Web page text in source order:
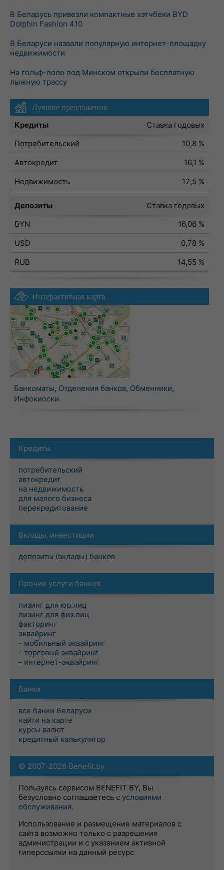
В Беларусь привезли компактные хэтчбеки BYD
Dolphin Fashion 410
В Беларуси назвали популярную интернет-площадку
недвижимости
На гольф-поле под Минском открыли бесплатную
лыжную трассу
Лучшие предложения
Кредиты
Ставка годовых
Потребительский
10,8 %
Автокредит
16,1 %
Недвижимость
12,5 %
Депозиты
Ставка годовых
BYN
16,06 %
USD
0,78 %
RUB
14,55 %
Интерактивная карта
Банкоматы, Отделения банков, Обменники,
Инфокиоски
Кредиты
потребительский
автокредит
на недвижимость
для малого бизнеса
перекредитование
Вклады, инвестиции
депозиты (вклады) банков
Прочие услуги банков
лизинг для юр.лиц
лизинг для физ.лиц
факторинг
эквайринг
- мобильный эквайринг
- торговый эквайринг
- интернет-эквайринг
Банки
все банки Беларуси
найти на карте
курсы валют
кредитный калькулятор
© 2007-2026 Benefit.by
Пользуясь сервисом BENEFIT BY, Вы
безусловно соглашаетесь с условиями
обслуживания.
Использование и размещение материалов с
сайта возможно только с разрешения
администрации и с указанием активной
гиперссылки на данный ресурс